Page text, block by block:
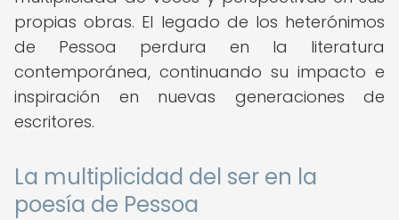
propias obras. El legado de los heterónimos
de Pessoa perdura en la literatura
contemporánea, continuando su impacto e
inspiración en nuevas generaciones de
escritores.
La multiplicidad del ser en la
poesía de Pessoa